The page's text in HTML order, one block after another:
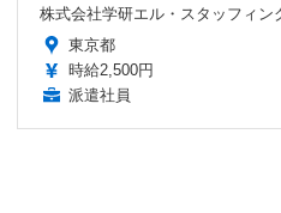
株式会社学研エル・スタッフィン
東京都
時給2,500円
派遣社員